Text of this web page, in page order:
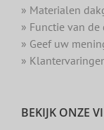
» Materialen
» Functie van
» Geef uw
»
BEKIJK ONZE